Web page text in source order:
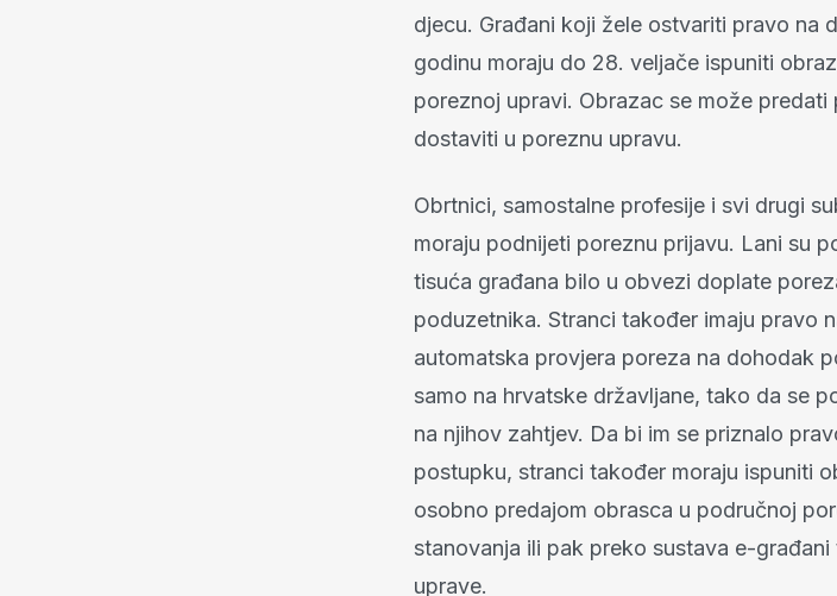
djecu. Građani koji žele ostvariti pravo na
godinu moraju do 28. veljače ispuniti
poreznoj upravi. Obrazac se može
dostaviti u poreznu upravu.
Obrtnici, samostalne profesije i svi drugi
moraju podnijeti poreznu prijavu. Lani su
tisuća građana bilo u obvezi doplate
poduzetnika. Stranci također imaju pravo
automatska provjera poreza na dohodak
samo na hrvatske državljane, tako da se
na njihov zahtjev. Da bi im se priznalo
postupku, stranci također moraju ispuniti
osobno predajom obrasca u područnoj
stanovanja ili pak preko sustava e-
uprave.